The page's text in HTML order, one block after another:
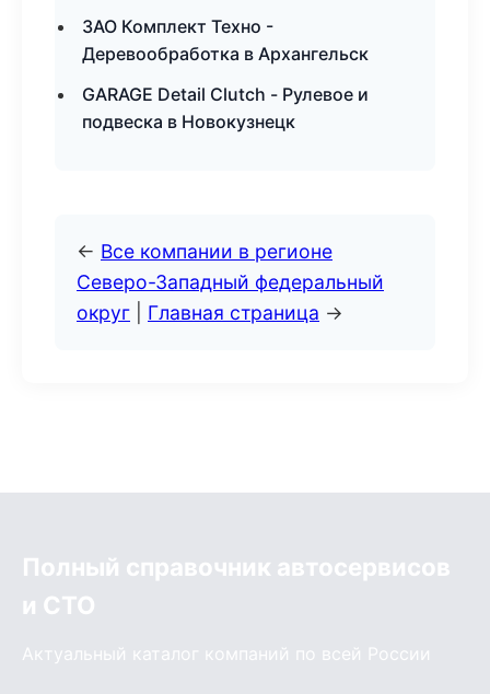
ЗАО Комплект Техно -
Деревообработка в Архангельск
GARAGE Detail Clutch - Рулевое и
подвеска в Новокузнецк
← Все компании в регионе
Северо-Западный федеральный
округ
Главная страница →
Полный справочник автосервисов
и СТО
Актуальный каталог компаний по всей России